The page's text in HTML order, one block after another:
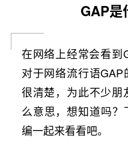
GAP是
在网络上经常会看到
对于网络流行语
很清楚，为此不少朋
么意思，想知道吗
编一起来看看吧。